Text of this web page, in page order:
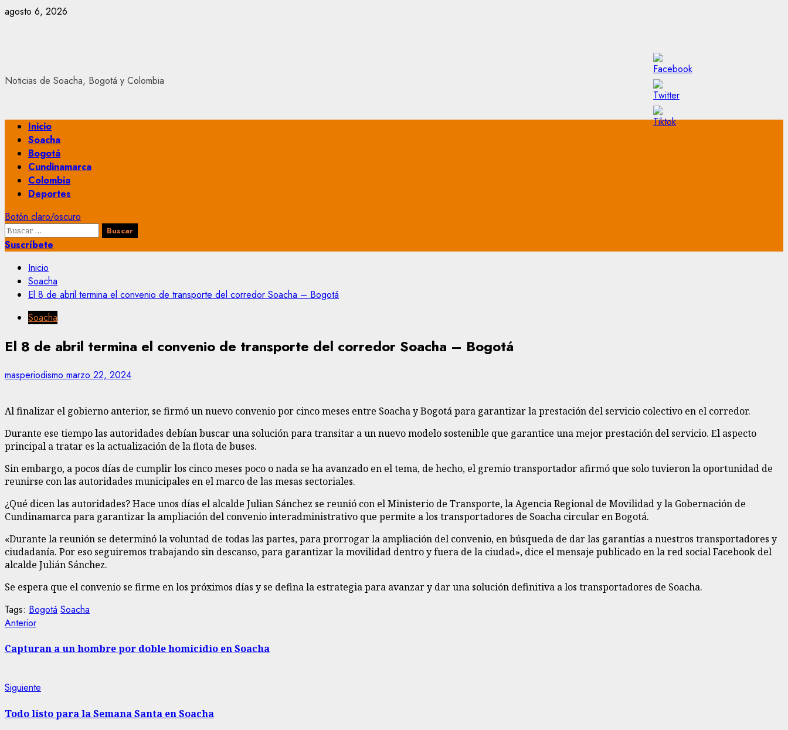
Saltar
agosto 6, 2026
Noticias de Soacha, Bogotá y Colombia
Menú
principal
Inicio
Soacha
Bogotá
Cundinamarca
Colombia
Deportes
Botón claro/oscuro
Buscar:
Suscríbete
Inicio
Soacha
El 8 de abril termina el convenio de transporte del corredor Soacha – Bogotá
Soacha
El 8 de abril termina el convenio de transporte del corredor Soacha – Bogotá
masperiodismo marzo 22, 2024
Al finalizar el gobierno anterior, se firmó un nuevo convenio por cinco meses entre Soacha y Bogotá para garantizar la prestación del servicio colectivo en el corredor.
Durante ese tiempo las autoridades debían buscar una solución para transitar a un nuevo modelo sostenible que garantice una mejor prestación del servicio. El aspecto
principal a tratar es la actualización de la flota de buses.
Sin embargo, a pocos días de cumplir los cinco meses poco o nada se ha avanzado en el tema, de hecho, el gremio transportador afirmó que solo tuvieron la oportunidad de
reunirse con las autoridades municipales en el marco de las mesas sectoriales.
¿Qué dicen las autoridades? Hace unos días el alcalde Julian Sánchez se reunió con el Ministerio de Transporte, la Agencia Regional de Movilidad y la Gobernación de
Cundinamarca para garantizar la ampliación del convenio interadministrativo que permite a los transportadores de Soacha circular en Bogotá.
«Durante la reunión se determinó la voluntad de todas las partes, para prorrogar la ampliación del convenio, en búsqueda de dar las garantías a nuestros transportadores y
ciudadanía. Por eso seguiremos trabajando sin descanso, para garantizar la movilidad dentro y fuera de la ciudad», dice el mensaje publicado en la red social Facebook del
alcalde Julián Sánchez.
Se espera que el convenio se firme en los próximos días y se defina la estrategia para avanzar y dar una solución definitiva a los transportadores de Soacha.
Tags: Bogotá Soacha
Sigue
leyendo
AnteriorEntrada
Capturan a un hombre por doble homicidio en Soacha
Siguiente
Todo listo para la Semana Santa en Soacha